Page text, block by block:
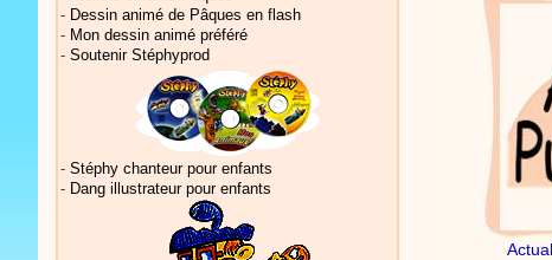
Vidéos
- Dessin animé de Pâques en flash
- Mon dessin animé préféré
- Soutenir Stéphyprod
- Stéphy chanteur pour enfants
- Dang illustrateur pour enfants